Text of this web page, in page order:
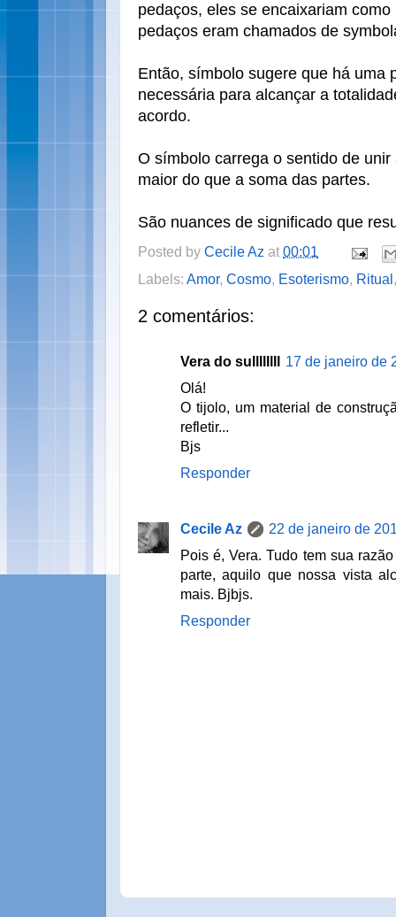
pedaços, eles se encaixariam
pedaços eram chamados de
Então, símbolo sugere que há uma
necessária para alcançar a
acordo.
O símbolo carrega o sentido de
maior do que a soma das partes.
São nuances de significado que
Posted by Cecile Az at 00:01
Labels: Amor, Cosmo, Esoterismo, Ritual
2 comentários:
Vera do sullllllll
17 de janeiro de
Olá!
O tijolo, um material de
refletir...
Bjs
Responder
Cecile Az
22 de janeiro de
Pois é, Vera. Tudo tem sua
parte, aquilo que nossa vista
mais. Bjbjs.
Responder